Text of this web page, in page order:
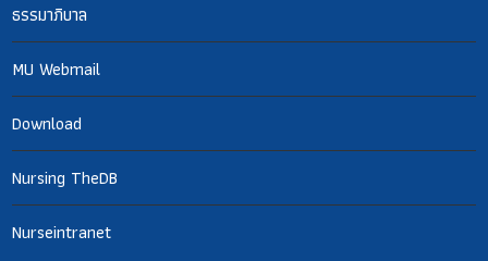
ธรรมาภิบาล
MU Webmail
Download
Nursing TheDB
Nurseintranet